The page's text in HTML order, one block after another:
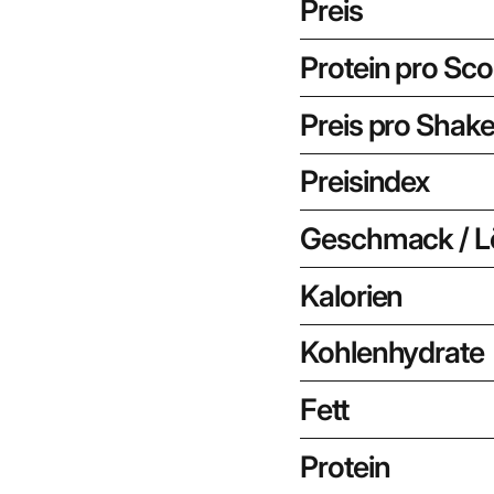
Preis
Protein pro
Preis pro Shake
Preisindex
Geschmack /
Kalorien
Kohlenhydrate
Fett
Protein